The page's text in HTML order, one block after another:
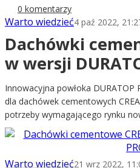
0 komentarzy
Warto wiedzieć4 paź 2022,
Dachówki
w wersji
Innowacyjna powłoka
dla dachówek cementowych
potrzeby wymagającego rynku
Warto wiedzieć21 wrz 2022,